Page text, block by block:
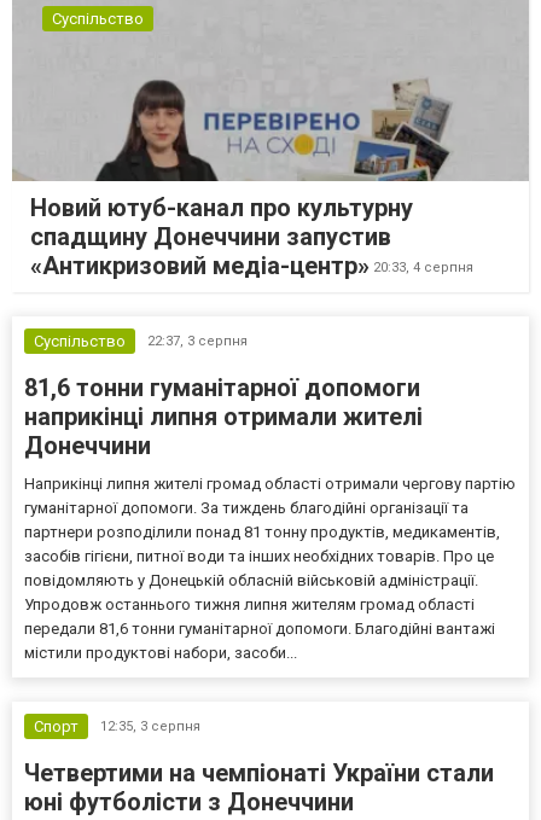
Суспільство
Новий ютуб-канал про культурну
спадщину Донеччини запустив
«Антикризовий медіа-центр» 20:33, 4 серпня
Суспільство 22:37, 3 серпня
81,6 тонни гуманітарної допомоги
наприкінці липня отримали жителі
Донеччини
Наприкінці липня жителі громад області отримали чергову партію
гуманітарної допомоги. За тиждень благодійні організації та
партнери розподілили понад 81 тонну продуктів, медикаментів,
засобів гігієни, питної води та інших необхідних товарів. Про це
повідомляють у Донецькій обласній військовій адміністрації.
Упродовж останнього тижня липня жителям громад області
передали 81,6 тонни гуманітарної допомоги. Благодійні вантажі
містили продуктові набори, засоби...
Спорт 12:35, 3 серпня
Четвертими на чемпіонаті України стали
юні футболісти з Донеччини